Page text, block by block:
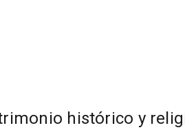
histórico y